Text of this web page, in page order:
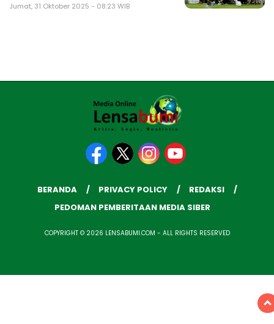
Jumat, 31 Oktober 2025 - 08:23 WIB
BERANDA PRIVACY POLICY
REDAKSI
PEDOMAN PEMBERITAAN MEDIA SIBER
COPYRIGHT © 2026 LENSABUMI.COM - ALL RIGHTS RESERVED